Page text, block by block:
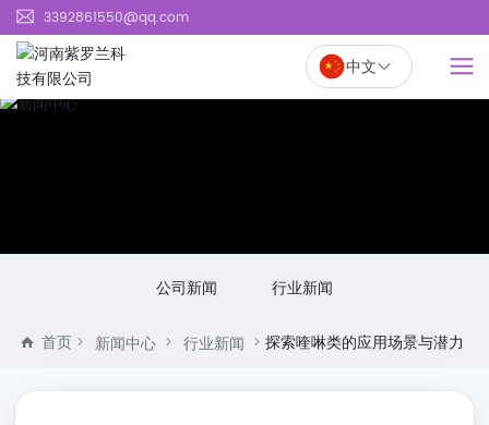
page contents
河
罗
3392861550@qq.com
中文
公司新闻 行业新闻
首页 新闻中心 行业新闻 探索喹啉类的应用场景与潜力